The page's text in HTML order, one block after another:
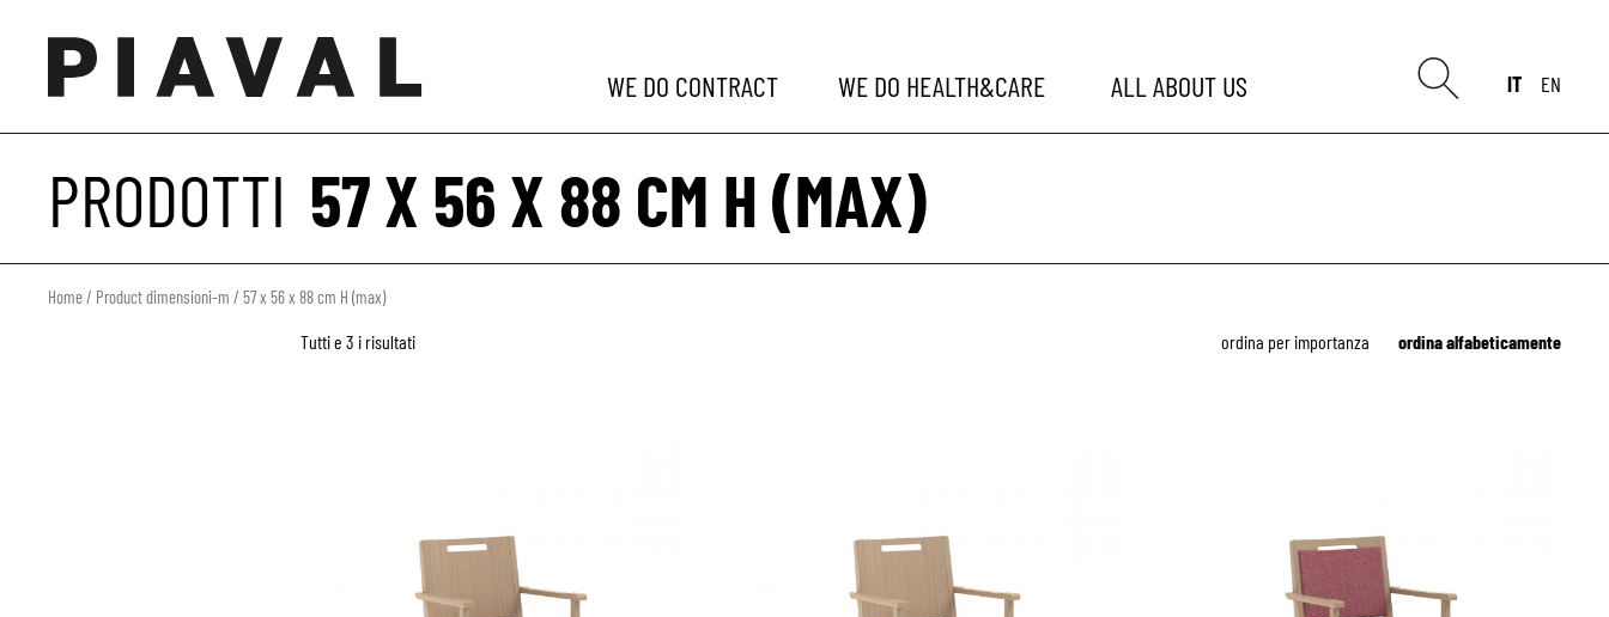
WE DO CONTRACT WE DO HEALTH&CARE ALLABOUT US IT EN
PRODOTTI 57 X 56 X 88 CM H (MAX)
Home/ Product dimensioni-m / 57 x 56 x 88 cm H (max)
Tutti e 3 i risultati ordina alfabeticamente
ordina per importanza